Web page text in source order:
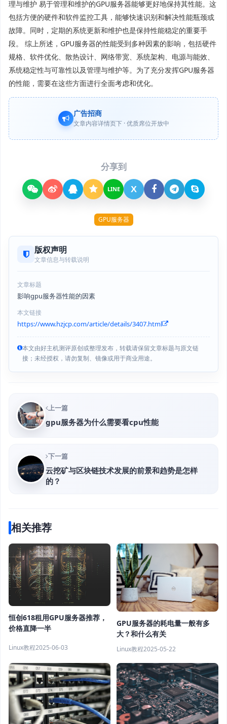
理与维护 易于管理和维护的GPU服务器能够更好地保持其性能。这
包括方便的硬件和软件监控工具，能够快速识别和解决性能瓶颈或
故障。同时，定期的系统更新和维护也是保持性能稳定的重要手
段。 综上所述，GPU服务器的性能受到多种因素的影响，包括硬件
规格、软件优化、散热设计、网络带宽、系统架构、电源与能效、
系统稳定性与可靠性以及管理与维护等。为了充分发挥GPU服务器
的性能，需要在这些方面进行全面考虑和优化。
广告招商
文章内容详情页下 · 优质席位开放中
分享到
LINE X
GPU服务器
版权声明
文章信息与转载说明
文章标题
影响gpu服务器性能的因素
本文链接
https://www.hzjcp.com/article/details/3407.html
本文由好主机测评原创或整理发布，转载请保留文章标题与原文链
接；未经授权，请勿复制、镜像或用于商业用途。
上一篇
gpu服务器为什么需要看cpu性能
下一篇
云挖矿与区块链技术发展的前景和趋势是怎样
的？
相关推荐
恒创618租用GPU服务器推荐，
价格直降一半
Linux教程2025-06-03
GPU服务器的耗电量一般有多
大？和什么有关
Linux教程2025-05-22